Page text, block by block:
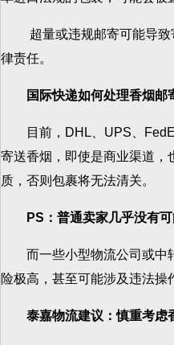
超量或违规邮寄可能导致
律责任。
国际快递如何处理香烟邮
目前，DHL、UPS、
寄送香烟，即使是商业渠道，
质，否则包裹将无法清关。
PS：普通卖家几乎没有可
而一些小型物流公司或中
险极高，甚至可能涉及违法操
泰嘉物流建议：慎重考虑